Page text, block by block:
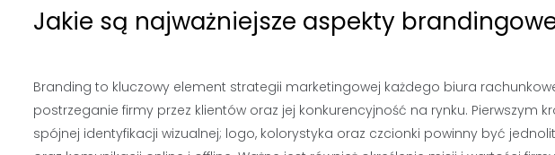
Jakie są najważniejsze aspekty
Branding to kluczowy element strategii marketingowej każdego biura
postrzeganie firmy przez klientów oraz jej konkurencyjność na rynku. Pierwszym
spójnej identyfikacji wizualnej; logo, kolorystyka oraz czcionki powinny być